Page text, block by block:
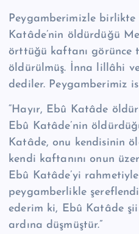
Peygamberimizle
Katâde’nin öldürdüğü
örttüğü kaftanı görünce
öldürülmüş. İnna lillâhi
dediler. Peygamberimiz
“Hayır, Ebû Katâde
Ebû Katâde’nin
Katâde, onu kendisinin
kendi kafta­nını onun
Ebû Katâde’yi
peygamberlikle
ederim ki, Ebû Katâde
ardına düşmüştür.”